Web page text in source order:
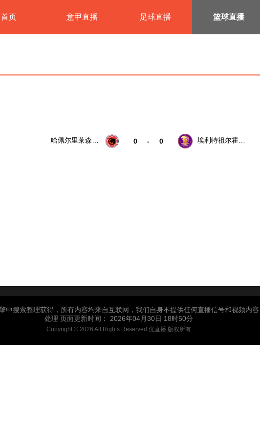
首页 意甲直播 足球直播 篮球直播
哈佩尔里莱森女
0 - 0
埃利特祖尔霍伦
中搜索整理获得，所有内容均来自互联网，我们自身不提供任何直播信号和视频内
处理 页面更新时间： 2026年04月30日 18时50分
Copyright © 2026 All Rights Reserved 优直播 版权所有